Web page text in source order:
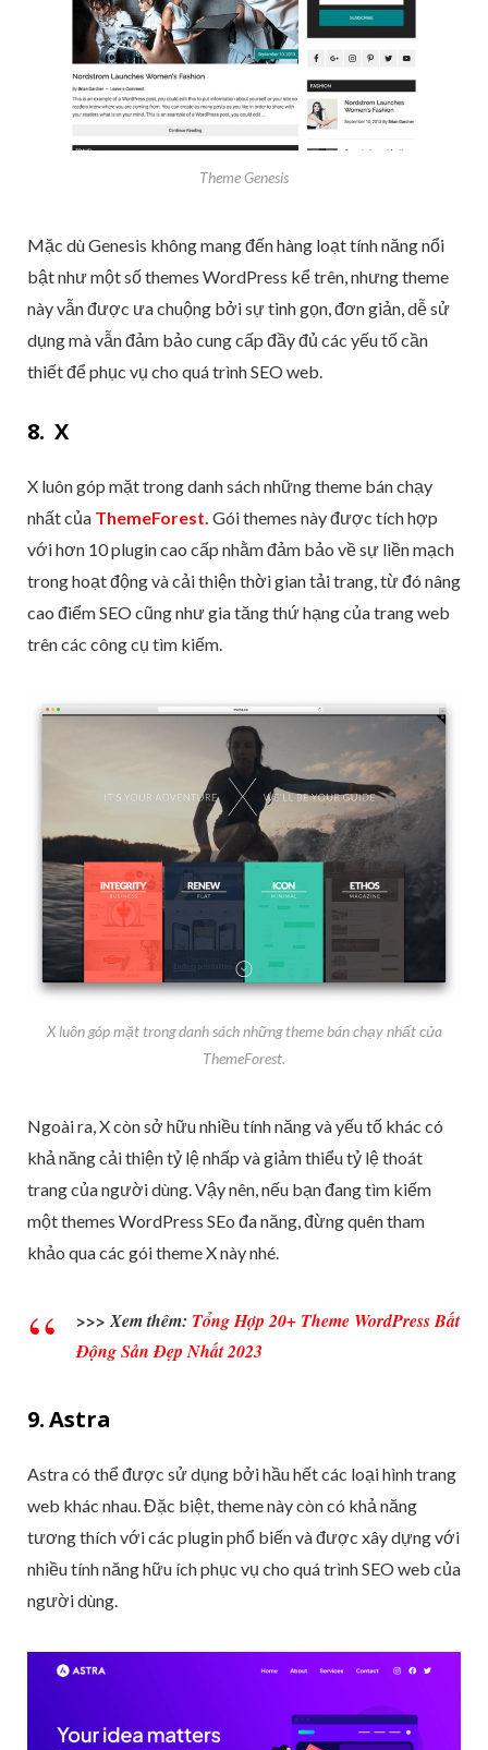
Theme Genesis
Mặc dù Genesis không mang đến hàng loạt tính năng nổi
bật như một số themes WordPress kể trên, nhưng theme
này vẫn được ưa chuộng bởi sự tinh gọn, đơn giản, dễ sử
dụng mà vẫn đảm bảo cung cấp đầy đủ các yếu tố cần
thiết để phục vụ cho quá trình SEO web.
8. X
X luôn góp mặt trong danh sách những theme bán chạy
nhất của ThemeForest. Gói themes này được tích hợp
với hơn 10 plugin cao cấp nhằm đảm bảo về sự liền mạch
trong hoạt động và cải thiện thời gian tải trang, từ đó nâng
cao điểm SEO cũng như gia tăng thứ hạng của trang web
trên các công cụ tìm kiếm.
X luôn góp mặt trong danh sách những theme bán chạy nhất của
ThemeForest.
Ngoài ra, X còn sở hữu nhiều tính năng và yếu tố khác có
khả năng cải thiện tỷ lệ nhấp và giảm thiểu tỷ lệ thoát
trang của người dùng. Vậy nên, nếu bạn đang tìm kiếm
một themes WordPress SEo đa năng, đừng quên tham
khảo qua các gói theme X này nhé.
>>> Xem thêm: Tổng Hợp 20+ Theme WordPress Bất
Động Sản Đẹp Nhất 2023
9. Astra
Astra có thể được sử dụng bởi hầu hết các loại hình trang
web khác nhau. Đặc biệt, theme này còn có khả năng
tương thích với các plugin phổ biến và được xây dựng với
nhiều tính năng hữu ích phục vụ cho quá trình SEO web của
người dùng.